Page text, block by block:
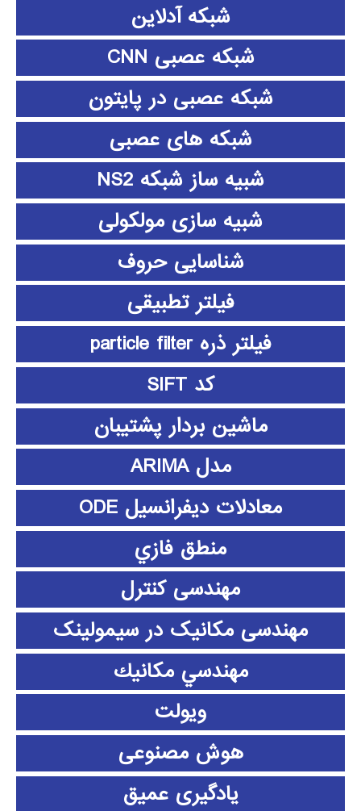
شبکه آدلاین
شبکه عصبی CNN
شبکه عصبی در پایتون
شبکه های عصبی
شبیه ساز شبکه NS2
شبیه سازی مولکولی
شناسایی حروف
فیلتر تطبیقی
فیلتر ذره particle filter
کد SIFT
ماشین بردار پشتیبان
مدل ARIMA
معادلات دیفرانسیل ODE
منطق فازي
مهندسی کنترل
مهندسی مکانیک در سیمولینک
مهندسي مكانيك
ویولت
هوش مصنوعی
یادگیری عمیق